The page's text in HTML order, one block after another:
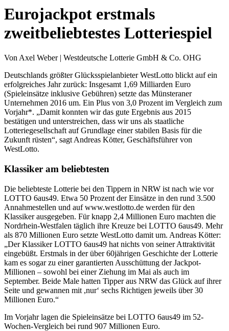
Eurojackpot erstmals
zweitbeliebtestes Lotteriespiel
Von Axel Weber | Westdeutsche Lotterie GmbH & Co. OHG
Deutschlands größter Glücksspielanbieter WestLotto blickt auf ein
erfolgreiches Jahr zurück: Insgesamt 1,69 Milliarden Euro
(Spieleinsätze inklusive Gebühren) setzte das Münsteraner
Unternehmen 2016 um. Ein Plus von 3,0 Prozent im Vergleich zum
Vorjahr*. „Damit konnten wir das gute Ergebnis aus 2015
bestätigen und unterstreichen, dass wir uns als staatliche
Lotteriegesellschaft auf Grundlage einer stabilen Basis für die
Zukunft rüsten“, sagt Andreas Kötter, Geschäftsführer von
WestLotto.
Klassiker am beliebtesten
Die beliebteste Lotterie bei den Tippern in NRW ist nach wie vor
LOTTO 6aus49. Etwa 50 Prozent der Einsätze in den rund 3.500
Annahmestellen und auf www.westlotto.de werden für den
Klassiker ausgegeben. Für knapp 2,4 Millionen Euro machten die
Nordrhein-Westfalen täglich ihre Kreuze bei LOTTO 6aus49. Mehr
als 870 Millionen Euro setzte WestLotto damit um. Andreas Kötter:
„Der Klassiker LOTTO 6aus49 hat nichts von seiner Attraktivität
eingebüßt. Erstmals in der über 60jährigen Geschichte der Lotterie
kam es sogar zu einer garantierten Ausschüttung der Jackpot-
Millionen – sowohl bei einer Ziehung im Mai als auch im
September. Beide Male hatten Tipper aus NRW das Glück auf ihrer
Seite und gewannen mit ,nur‘ sechs Richtigen jeweils über 30
Millionen Euro.“
Im Vorjahr lagen die Spieleinsätze bei LOTTO 6aus49 im 52-
Wochen-Vergleich bei rund 907 Millionen Euro.